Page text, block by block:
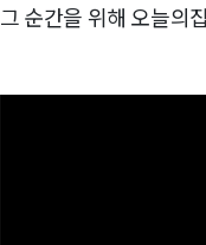
그 순간을 위해 오늘의